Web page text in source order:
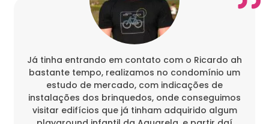
Já tinha entrando em contato com o Ricardo ah
bastante tempo, realizamos no condomínio um
estudo de mercado, com indicações de
instalações dos brinquedos, onde conseguimos
visitar edifícios que já tinham adquirido algum